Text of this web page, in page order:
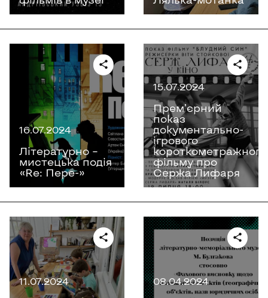
16.07.2024
Літературно –
мистецька подія
«Re: Пере-»
15.07.2024
Премʼєрний
показ
документально-
ігрового
короткометражного
фільму про
Сержа Лифаря
11.07.2024 08.04.2024